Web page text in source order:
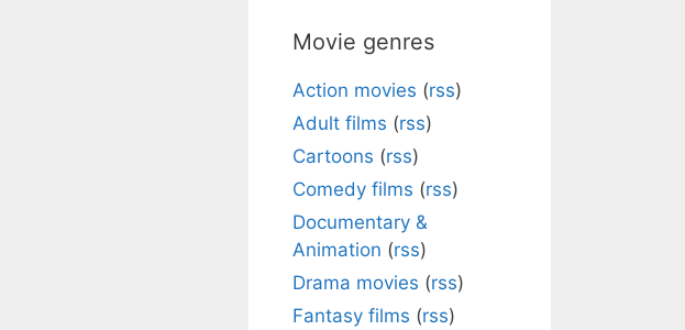
Movie genres
Action movies (rss)
Adult films (rss)
Cartoons (rss)
Comedy films (rss)
Documentary &
Animation (rss)
Drama movies (rss)
Fantasy films (rss)